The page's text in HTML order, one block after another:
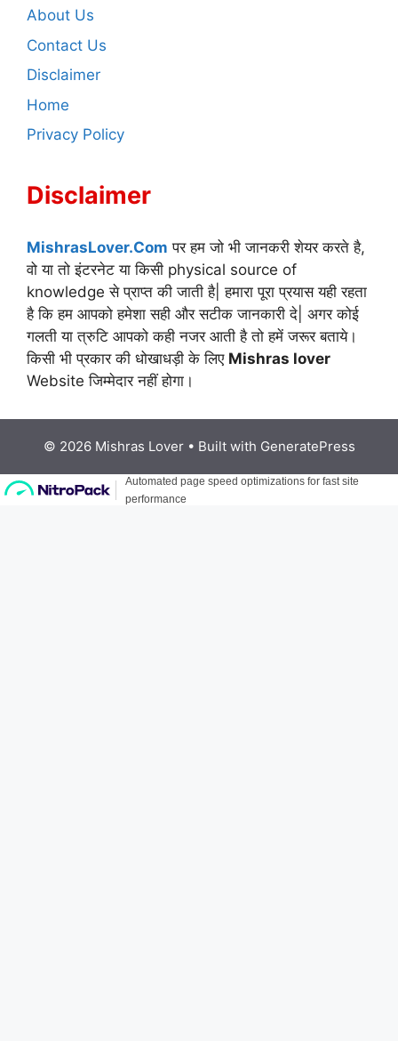
About Us
Contact Us
Disclaimer
Home
Privacy Policy
Disclaimer
MishrasLover.Com पर हम जो भी जानकरी शेयर करते है,
वो या तो इंटरनेट या किसी physical source of
knowledge से प्राप्त की जाती है| हमारा पूरा प्रयास यही रहता
है कि हम आपको हमेशा सही और सटीक जानकारी दे| अगर कोई
गलती या त्रुटि आपको कही नजर आती है तो हमें जरूर बताये।
किसी भी प्रकार की धोखाधड़ी के लिए Mishras lover
Website जिम्मेदार नहीं होगा।
© 2026 Mishras Lover• Built with GeneratePress